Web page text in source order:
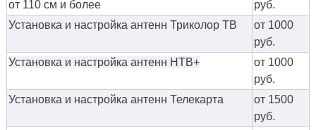
от 110 см и более
руб.
Установка и настройка антенн Триколор ТВ
от 1000
руб.
Установка и настройка антенн НТВ+
от 1000
руб.
Установка и настройка антенн Телекарта
от 1500
руб.